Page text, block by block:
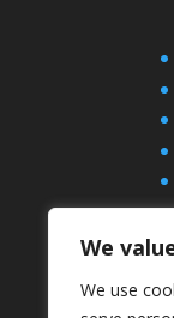
We
We use